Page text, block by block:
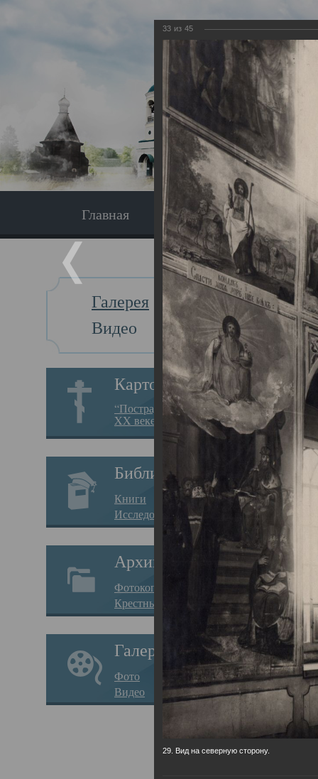
Главная Экскурсия
Галерея
Видео
Картотека
“Пострадавшие за веру в
XX веке на Севере”
Библиотека
Книги
Исследования
Архив
Фотокопии дел
Крестные ходы
Галерея
Фото
Видео
Главная
33 из 45
29. Вид на северную сторону.